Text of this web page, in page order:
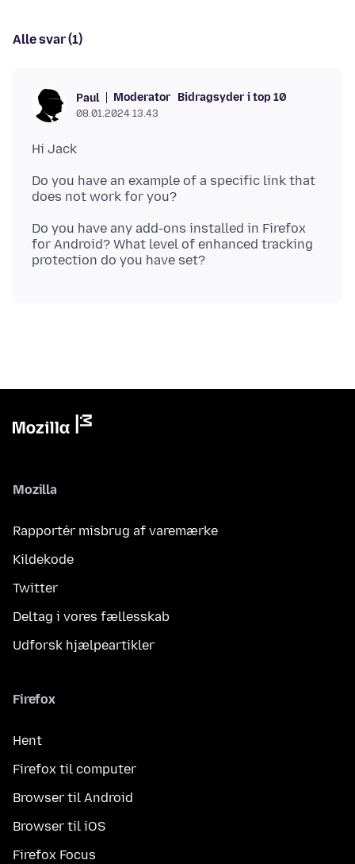
Alle svar (1)
Paul Moderator Bidragsyder i top 10
08.01.2024 13.43
Do you have an example of a specific link that
Do you have any add-ons installed in Firefox
for Android? What level of enhanced tracking
Mozilla
Rapportér misbrug af varemærke
Kildekode
Twitter
Deltag i vores fællesskab
Udforsk hjælpeartikler
Firefox
Hent
Firefox til computer
Browser til Android
Browser til iOS
Firefox Focus